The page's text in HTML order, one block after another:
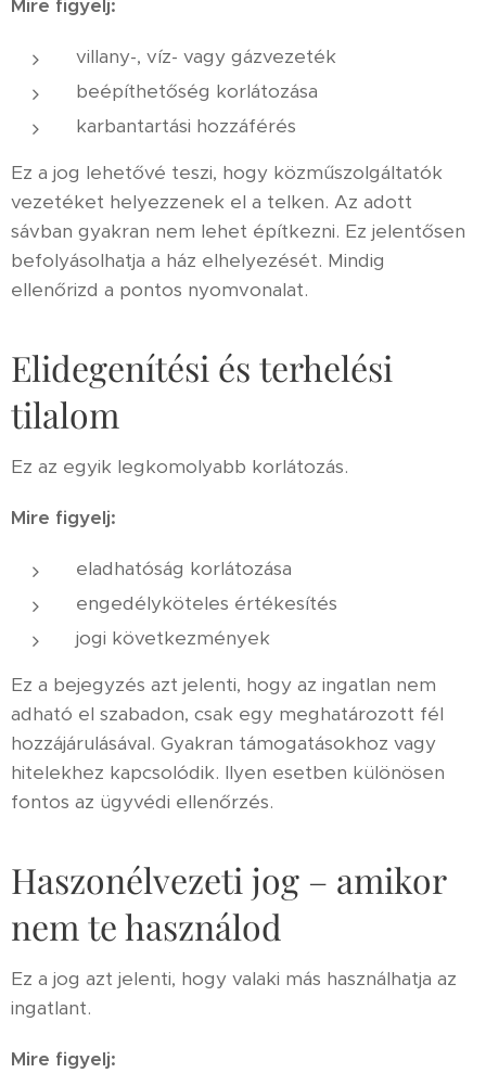
Mire figyelj:
villany-, víz- vagy gázvezeték
beépíthetőség korlátozása
karbantartási hozzáférés
Ez a jog lehetővé teszi, hogy közműszolgáltatók
vezetéket helyezzenek el a telken. Az adott
sávban gyakran nem lehet építkezni. Ez jelentősen
befolyásolhatja a ház elhelyezését. Mindig
ellenőrizd a pontos nyomvonalat.
Elidegenítési és terhelési
tilalom
Ez az egyik legkomolyabb korlátozás.
Mire figyelj:
eladhatóság korlátozása
engedélyköteles értékesítés
jogi következmények
Ez a bejegyzés azt jelenti, hogy az ingatlan nem
adható el szabadon, csak egy meghatározott fél
hozzájárulásával. Gyakran támogatásokhoz vagy
hitelekhez kapcsolódik. Ilyen esetben különösen
fontos az ügyvédi ellenőrzés.
Haszonélvezeti jog – amikor
nem te használod
Ez a jog azt jelenti, hogy valaki más használhatja az
ingatlant.
Mire figyelj: